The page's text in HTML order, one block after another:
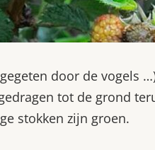
door de vogels
tot de grond
stokken zijn groen.